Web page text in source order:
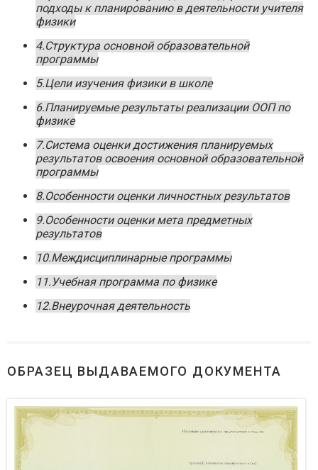
подходы к планированию в деятельности учителя
физики
4.Структура основной образовательной
программы
5.Цели изучения физики в школе
6.Планируемые результаты реализации ООП по
физике
7.Система оценки достижения планируемых
результатов освоения основной образовательной
программы
8.Особенности оценки личностных результатов
9.Особенности оценки мета предметных
результатов
10.Междисциплинарные программы
11.Учебная программа по физике
12.Внеурочная деятельность
ОБРАЗЕЦ ВЫДАВАЕМОГО ДОКУМЕНТА